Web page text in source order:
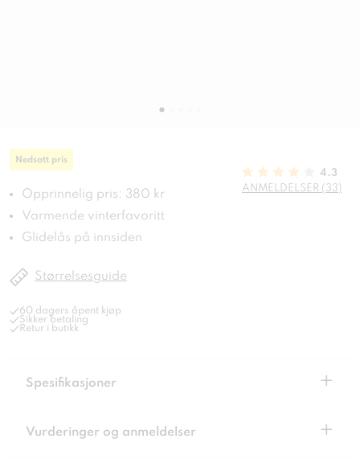
Nedsatt pris
Opprinnelig pris: 380 kr
Varmende vinterfavoritt
Glidelås på innsiden
4.3
ANMELDELSER (33)
Størrelsesguide
60 dagers åpent kjøp
Sikker betaling
Retur i butikk
Spesifikasjoner +
Vurderinger og anmeldelser +